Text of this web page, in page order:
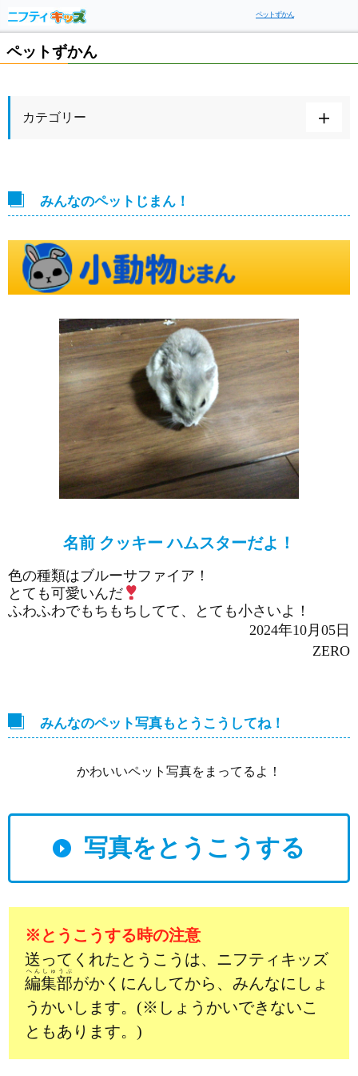
ペットずかん
ペットずかん
カテゴリー
みんなのペットじまん！
名前 クッキー ハムスターだよ！
色の種類はブルーサファイア！
とても可愛いんだ
ふわふわでもちもちしてて、とても小さいよ！
2024年10月05日
ZERO
みんなのペット写真もとうこうしてね！
かわいいペット写真をまってるよ！
写真をとうこうする
※とうこうする時の注意
送ってくれたとうこうは、ニフティキッズ
編集部
へんしゅうぶ
がかくにんしてから、みんなにしょ
うかいします。(※しょうかいできないこ
ともあります。)